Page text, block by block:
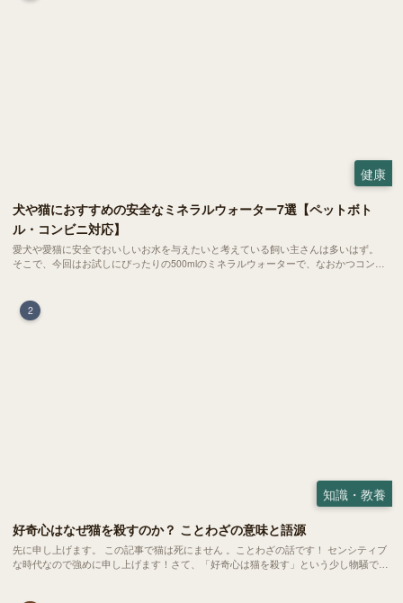
健康
犬や猫におすすめの安全なミネラルウォーター7選【ペットボト
ル・コンビニ対応】
愛犬や愛猫に安全でおいしいお水を与えたいと考えている飼い主さんは多いはず。
そこで、今回はお試しにぴったりの500mlのミネラルウォーターで、なおかつコンビ
2
知識・教養
好奇心はなぜ猫を殺すのか？ ことわざの意味と語源
先に申し上げます。 この記事で猫は死にません 。ことわざの話です！ センシティブ
な時代なので強めに申し上げます！さて、「好奇心は猫を殺す」という少し物騒で、